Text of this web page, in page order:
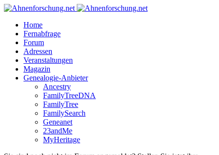
Home
Fernabfrage
Forum
Adressen
Veranstaltungen
Magazin
Genealogie-Anbieter
Ancestry
FamilyTreeDNA
FamilyTree
FamilySearch
Geneanet
23andMe
MyHeritage